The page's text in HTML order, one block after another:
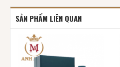
SẢN PHẨM LIÊN QUAN